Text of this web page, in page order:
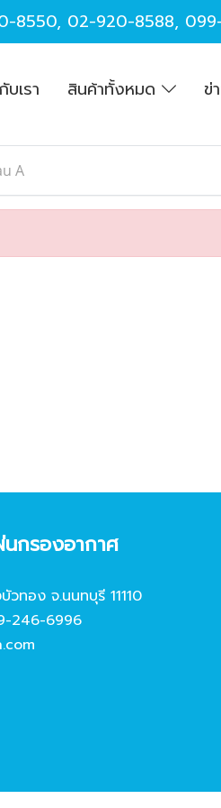
8550, 02-920-8588,
บเรา สินค้าทั้งหมด ข่
A
กรองอากาศ
ทอง จ.นนทบุรี 11110
246-6996